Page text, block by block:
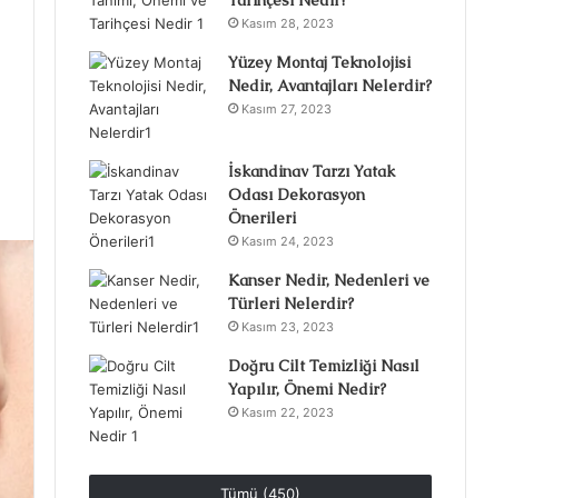
Kasım 28, 2023
Yüzey Montaj Teknolojisi
Nedir, Avantajları Nelerdir?
Kasım 27, 2023
İskandinav Tarzı Yatak
Odası Dekorasyon
Önerileri
Kasım 24, 2023
Kanser Nedir, Nedenleri ve
Türleri Nelerdir?
Kasım 23, 2023
Doğru Cilt Temizliği Nasıl
Yapılır, Önemi Nedir?
Kasım 22, 2023
Tümü (450)